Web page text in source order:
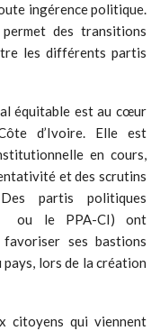
ingérence politique.
des transitions
les différents partis
équitable est au cœur
d’Ivoire. Elle est
en cours,
et des scrutins
partis politiques
ou le PPA-CI) ont
ses bastions
lors de la création
citoyens qui viennent